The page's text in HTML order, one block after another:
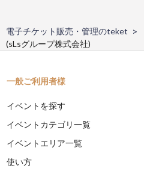
電子チケット販売・管理のteket
(sLsグループ株式会社)
一般ご利用者様
イベントを探す
イベントカテゴリ一覧
イベントエリア一覧
使い方